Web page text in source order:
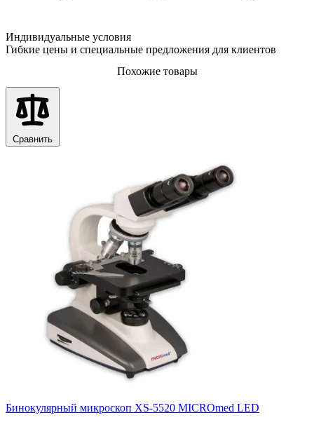
Индивидуальные условия
Гибкие цены и специальные предложения для клиентов
Похожие товары
Сравнить
Бинокулярный микроскоп XS-5520 MICROmed LED